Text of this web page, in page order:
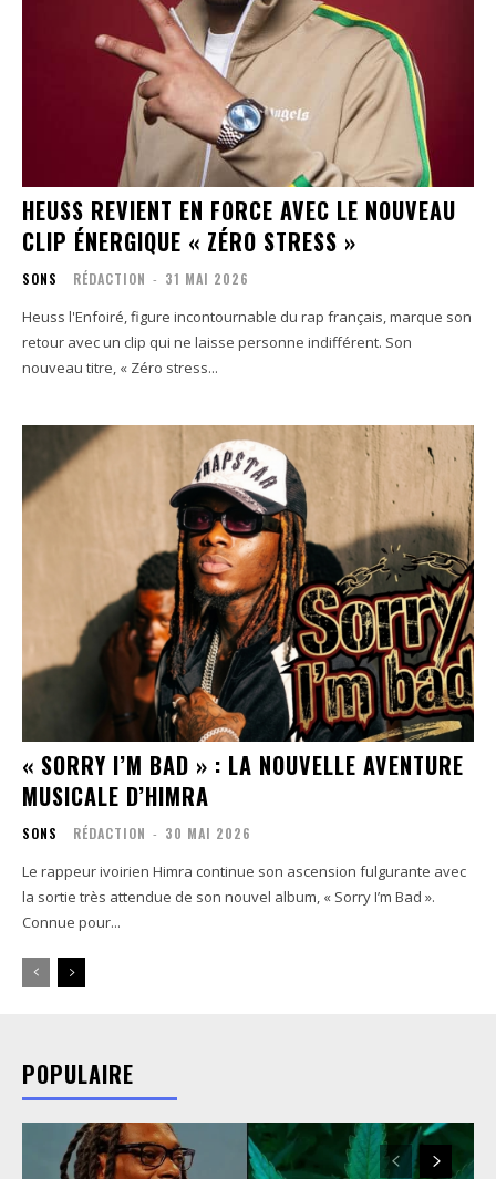
HEUSS REVIENT EN FORCE AVEC LE NOUVEAU
CLIP ÉNERGIQUE « ZÉRO STRESS »
SONS RÉDACTION - 31 MAI 2026
Heuss l'Enfoiré, figure incontournable du rap français, marque son
retour avec un clip qui ne laisse personne indifférent. Son
nouveau titre, « Zéro stress...
« SORRY I’M BAD » : LA NOUVELLE AVENTURE
MUSICALE D’HIMRA
SONS RÉDACTION - 30 MAI 2026
Le rappeur ivoirien Himra continue son ascension fulgurante avec
la sortie très attendue de son nouvel album, « Sorry I’m Bad ».
Connue pour...
POPULAIRE